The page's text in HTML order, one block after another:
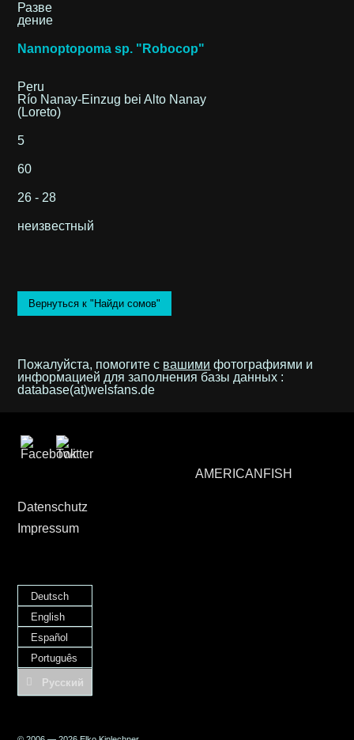
Разве
дение
Nannoptopoma sp. "Robocop"
Peru
Río Nanay-Einzug bei Alto Nanay
(Loreto)
5
60
26 - 28
неизвестный
Вернуться к "Найди сомов"
Пожалуйста, помогите с вашими фотографиями и
информацией для заполнения базы данных :
database(at)welsfans.de
AMERICANFISH
Datenschutz
Impressum
Deutsch
English
Español
Português
Русский